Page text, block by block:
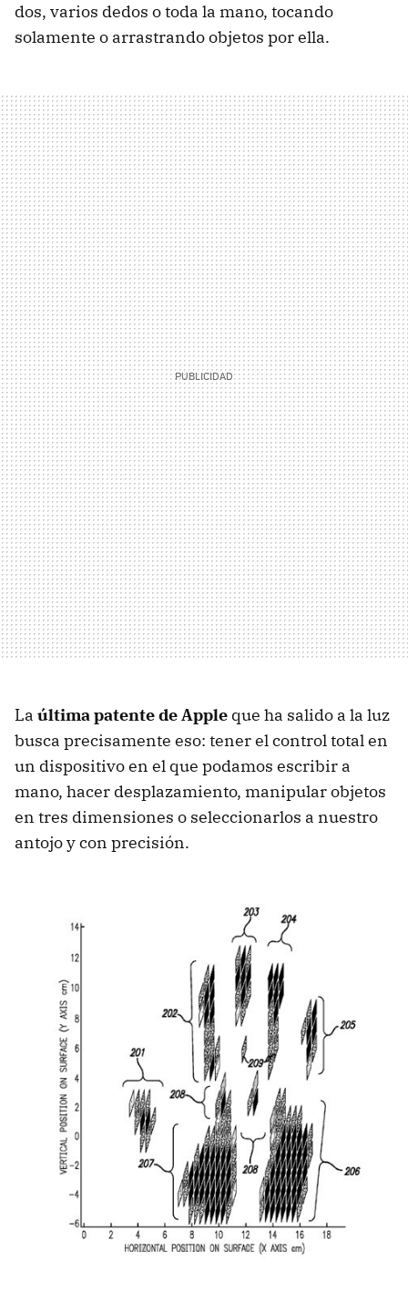
dos, varios dedos o toda la mano, tocando
solamente o arrastrando objetos por ella.
La última patente de Apple que ha salido a la luz
busca precisamente eso: tener el control total en
un dispositivo en el que podamos escribir a
mano, hacer desplazamiento, manipular objetos
en tres dimensiones o seleccionarlos a nuestro
antojo y con precisión.